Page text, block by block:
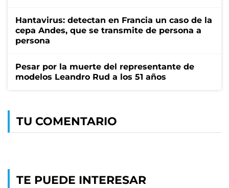
Hantavirus: detectan en Francia un caso de la
cepa Andes, que se transmite de persona a
persona
Pesar por la muerte del representante de
modelos Leandro Rud a los 51 años
TU COMENTARIO
TE PUEDE INTERESAR